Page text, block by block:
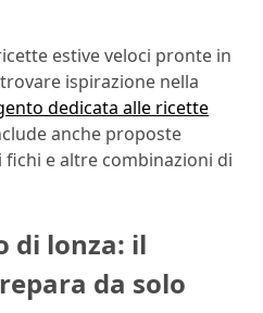
estive veloci pronte in
ispirazione nella
dedicata alle ricette
anche proposte
fichi e altre combinazioni di
di lonza: il
da solo